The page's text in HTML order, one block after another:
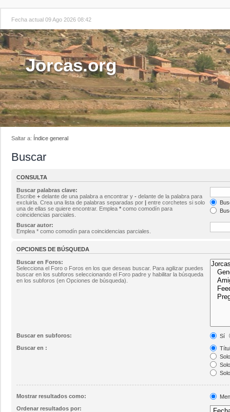
Fecha actual 09 Ago 2026 08:42
Jorcas.org
Saltar a: Índice general
Buscar
CONSULTA
Buscar palabras clave:
Escribe + delante de una palabra a encontrar y - delante de la palabra para
excluirla. Crea una lista de palabras separadas por | entre corchetes si solo
una de ellas se quiere encontrar. Emplea * como comodín para
coincidencias parciales.
Buscar autor:
Emplea * como comodín para coincidencias parciales.
OPCIONES DE BÚSQUEDA
Buscar en Foros:
Selecciona el Foro o Foros en los que deseas buscar. Para agilizar puedes
buscar en los subforos seleccionando el Foro padre y habilitar la búsqueda
en los subforos (en Opciones de búsqueda).
Buscar en subforos:
Sí
Buscar en :
Mostrar resultados como:
Ordenar resultados por: